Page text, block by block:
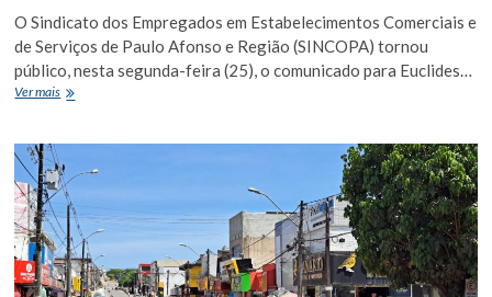
O Sindicato dos Empregados em Estabelecimentos Comerciais e
de Serviços de Paulo Afonso e Região (SINCOPA) tornou
público, nesta segunda-feira (25), o comunicado para Euclides…
Ver maisConfira
funcionamento
do
comércio
de
Euclides
da
Cunha